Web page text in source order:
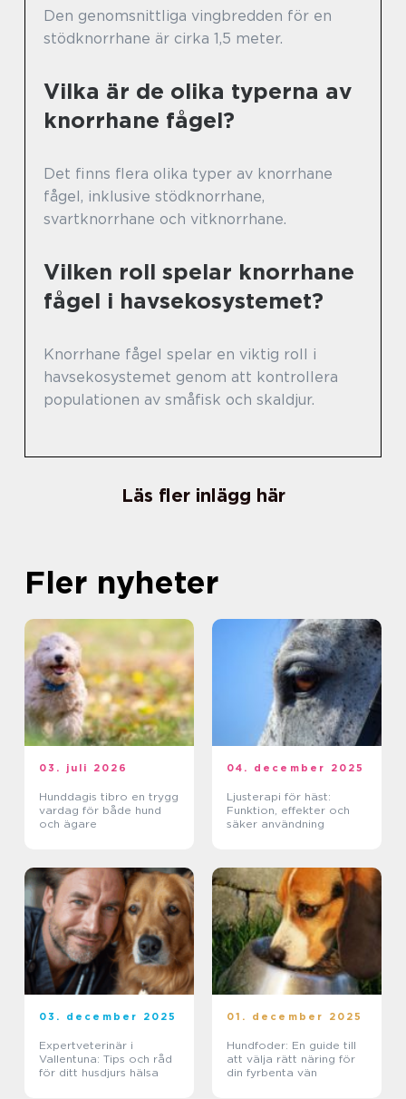
Den genomsnittliga vingbredden för en
stödknorrhane är cirka 1,5 meter.
Vilka är de olika typerna av
knorrhane fågel?
Det finns flera olika typer av knorrhane
fågel, inklusive stödknorrhane,
svartknorrhane och vitknorrhane.
Vilken roll spelar knorrhane
fågel i havsekosystemet?
Knorrhane fågel spelar en viktig roll i
havsekosystemet genom att kontrollera
populationen av småfisk och skaldjur.
Läs fler inlägg här
Fler nyheter
03. juli 2026
Hunddagis tibro en trygg
vardag för både hund
och ägare
04. december 2025
Ljusterapi för häst:
Funktion, effekter och
säker användning
03. december 2025
Expertveterinär i
Vallentuna: Tips och råd
för ditt husdjurs hälsa
01. december 2025
Hundfoder: En guide till
att välja rätt näring för
din fyrbenta vän